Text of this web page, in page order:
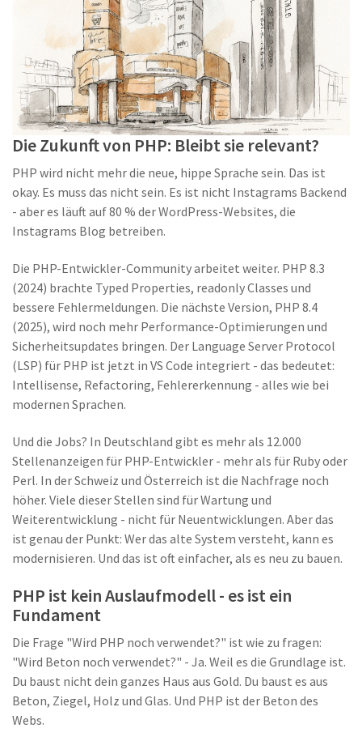
Die Zukunft von PHP: Bleibt sie relevant?
PHP wird nicht mehr die neue, hippe Sprache sein. Das ist
okay. Es muss das nicht sein. Es ist nicht Instagrams Backend
- aber es läuft auf 80 % der WordPress-Websites, die
Instagrams Blog betreiben.
Die PHP-Entwickler-Community arbeitet weiter. PHP 8.3
(2024) brachte Typed Properties, readonly Classes und
bessere Fehlermeldungen. Die nächste Version, PHP 8.4
(2025), wird noch mehr Performance-Optimierungen und
Sicherheitsupdates bringen. Der Language Server Protocol
(LSP) für PHP ist jetzt in VS Code integriert - das bedeutet:
Intellisense, Refactoring, Fehlererkennung - alles wie bei
modernen Sprachen.
Und die Jobs? In Deutschland gibt es mehr als 12.000
Stellenanzeigen für PHP-Entwickler - mehr als für Ruby oder
Perl. In der Schweiz und Österreich ist die Nachfrage noch
höher. Viele dieser Stellen sind für Wartung und
Weiterentwicklung - nicht für Neuentwicklungen. Aber das
ist genau der Punkt: Wer das alte System versteht, kann es
modernisieren. Und das ist oft einfacher, als es neu zu bauen.
PHP ist kein Auslaufmodell - es ist ein
Fundament
Die Frage "Wird PHP noch verwendet?" ist wie zu fragen:
"Wird Beton noch verwendet?" - Ja. Weil es die Grundlage ist.
Du baust nicht dein ganzes Haus aus Gold. Du baust es aus
Beton, Ziegel, Holz und Glas. Und PHP ist der Beton des
Webs.